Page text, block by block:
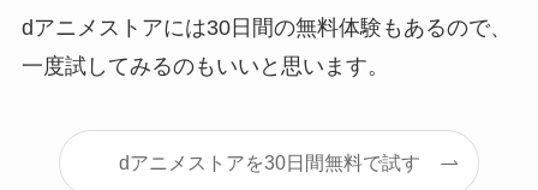
dアニメストアには30日間の無料体験もあるので、
一度試してみるのもいいと思います。
dアニメストアを30日間無料で試す